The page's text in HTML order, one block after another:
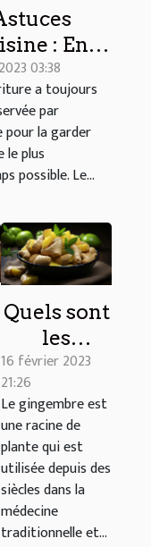
: En
plus sur
de
03:38
a toujours
par
pour la garder
le plus
possible. Le...
Quels sont
les
produits
les plus
courants
faits à base
de
gingembre
?
16 février 2023
21:26
Le gingembre est
une racine de
plante qui est
utilisée depuis des
siècles dans la
médecine
traditionnelle et...